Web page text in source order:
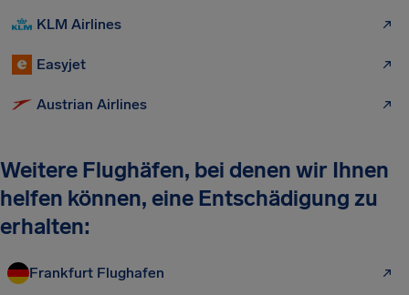
KLM Airlines
Easyjet
Austrian Airlines
Weitere Flughäfen, bei denen wir Ihnen
helfen können, eine Entschädigung zu
erhalten:
Frankfurt Flughafen